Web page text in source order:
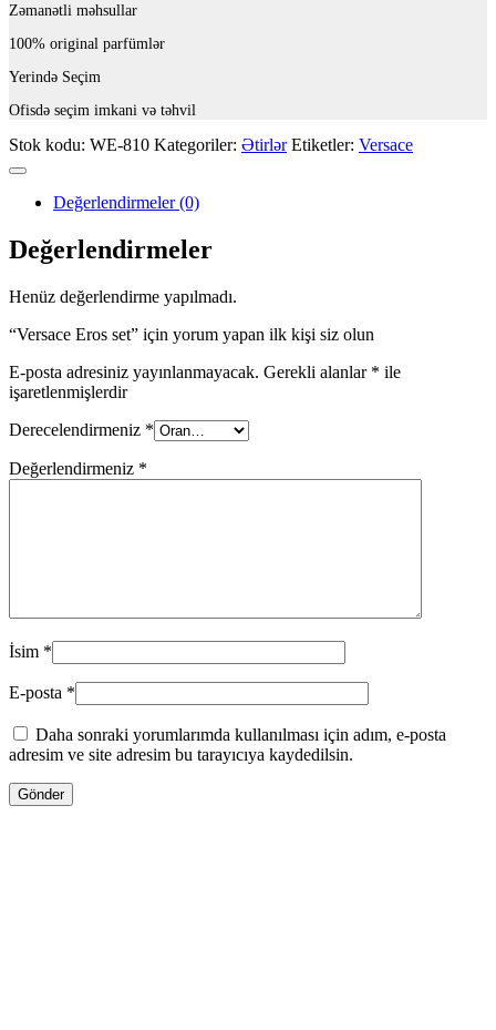
Zəmanətli məhsullar
100% original parfümlər
Yerində Seçim
Ofisdə seçim imkani və təhvil
Stok kodu: WE-810 Kategoriler: Ətirlər Etiketler: Versace
Değerlendirmeler (0)
Değerlendirmeler
Henüz değerlendirme yapılmadı.
“Versace Eros set” için yorum yapan ilk kişi siz olun
E-posta adresiniz yayınlanmayacak. Gerekli alanlar * ile
işaretlenmişlerdir
Derecelendirmeniz *
Değerlendirmeniz *
İsim *
E-posta *
Daha sonraki yorumlarımda kullanılması için adım, e-posta
adresim ve site adresim bu tarayıcıya kaydedilsin.